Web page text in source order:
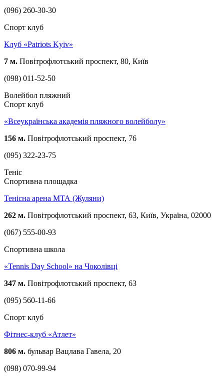
(096) 260-30-30
Спорт клуб
Клуб «Patriots Kyiv»
7 м. Повітрофлотський проспект, 80, Київ
(098) 011-52-50
Волейбол пляжний
Спорт клуб
«Всеукраїнська академія пляжного волейболу»
156 м. Повітрофлотський проспект, 76
(095) 322-23-75
Теніс
Спортивна площадка
Тенісна арена МТА (Жуляни)
262 м. Повітрофлотський проспект, 63, Київ, Україна, 02000
(067) 555-00-93
Спортивна школа
«Tennis Day School» на Чоколівці
347 м. Повітрофлотський проспект, 63
(095) 560-11-66
Спорт клуб
Фітнес-клуб «Атлет»
806 м. бульвар Вацлава Гавела, 20
(098) 070-99-94